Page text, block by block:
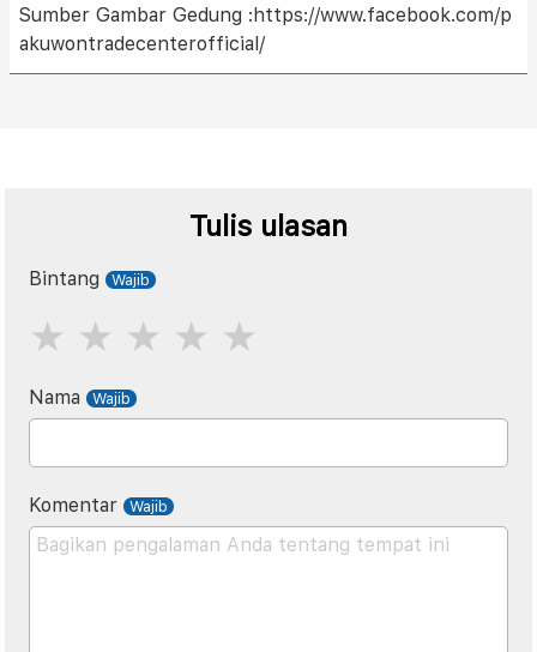
Sumber Gambar Gedung :https://www.facebook.com/p
akuwontradecenterofficial/
Tulis ulasan
Bintang
Nama
Komentar